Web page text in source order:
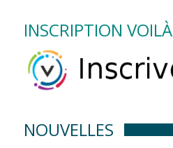
INSCRIPTION VOILÀ
NOUVELLES